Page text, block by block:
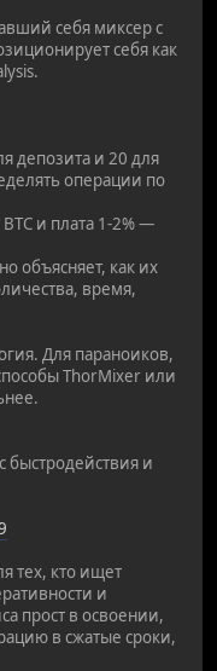
себя миксер с
себя как
депозита и 20 для
операции по
и плата 1-2% —
объясняет, как их
время,
Для параноиков,
ThorMixer или
и
тех, кто ищет
и
прост в освоении,
в сжатые сроки,